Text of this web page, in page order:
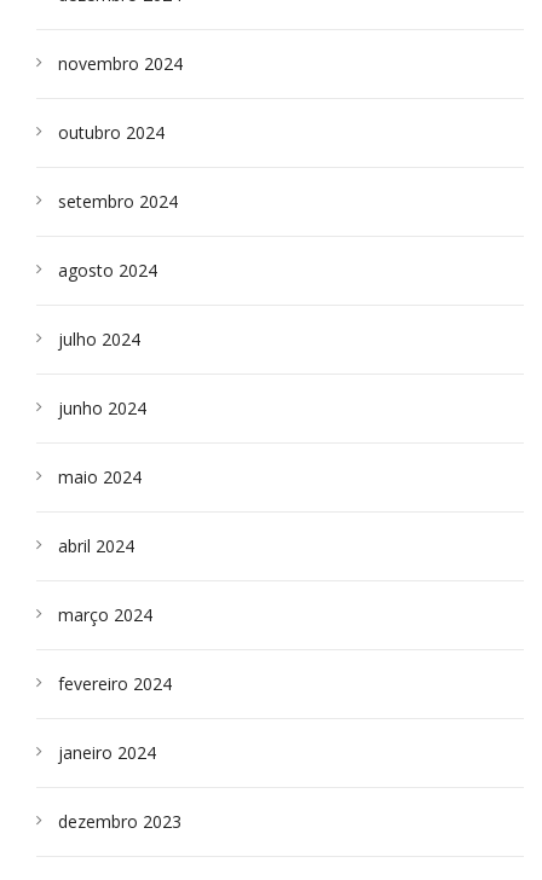
novembro 2024
outubro 2024
setembro 2024
agosto 2024
julho 2024
junho 2024
maio 2024
abril 2024
março 2024
fevereiro 2024
janeiro 2024
dezembro 2023